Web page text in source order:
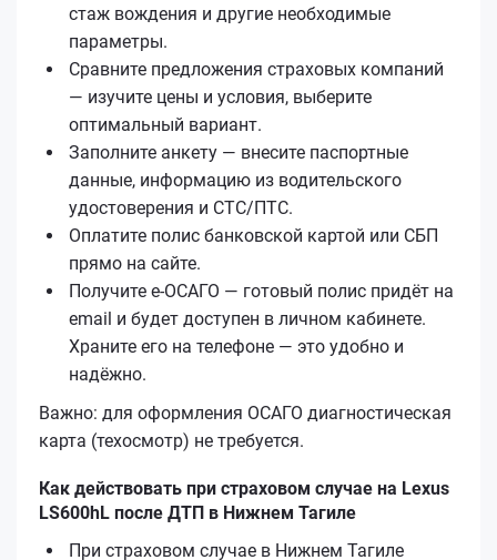
стаж вождения и другие необходимые
параметры.
Сравните предложения страховых компаний
— изучите цены и условия, выберите
оптимальный вариант.
Заполните анкету — внесите паспортные
данные, информацию из водительского
удостоверения и СТС/ПТС.
Оплатите полис банковской картой или СБП
прямо на сайте.
Получите е‑ОСАГО — готовый полис придёт на
email и будет доступен в личном кабинете.
Храните его на телефоне — это удобно и
надёжно.
Важно: для оформления ОСАГО диагностическая
карта (техосмотр) не требуется.
Как действовать при страховом случае на Lexus
LS600hL после ДТП в Нижнем Тагиле
При страховом случае в Нижнем Тагиле